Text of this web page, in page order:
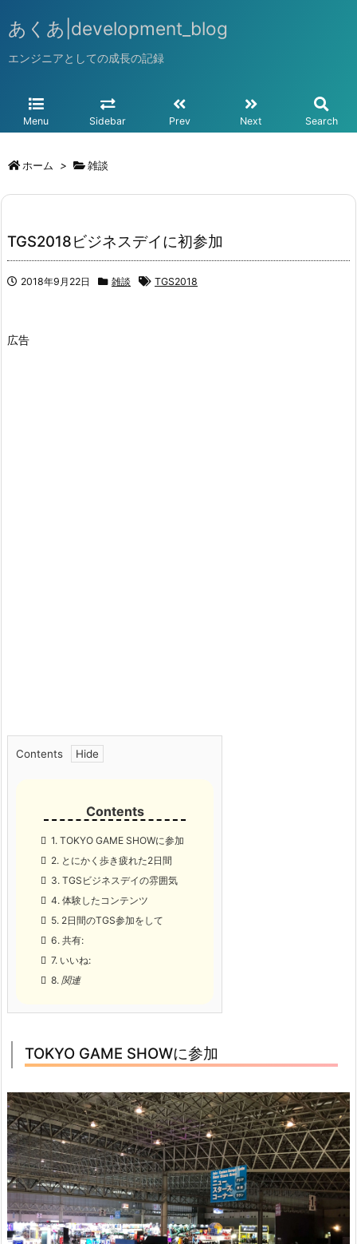
あくあ|development_blog
エンジニアとしての成長の記録
Menu Sidebar Prev Next Search
ホーム > 雑談
TGS2018ビジネスデイに初参加
2018年9月22日 雑談 TGS2018
広告
Contents
1. TOKYO GAME SHOWに参加
2. とにかく歩き疲れた2日間
3. TGSビジネスデイの雰囲気
4. 体験したコンテンツ
5. 2日間のTGS参加をして
6. 共有:
7. いいね:
8. 関連
TOKYO GAME SHOWに参加